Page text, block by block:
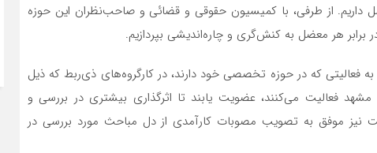
داریم. از طرفی، با کمیسیون حقوقی و قضائی و صاحب‌نظران این حوزه
هر معضل به کنش‌گری و چاره‌اندیشی بپردازیم.
فعالیتی که در حوزه تخصصی خود دارند، در کارگروه‌های ذی‌ربط که ذیل
فعالیت می‌کنند، عضویت یابند تا اثرگذاری بیشتری در بررسی و
نیز موفق به تصویب مصوبات کارآمدی از دل مباحث مورد بررسی در